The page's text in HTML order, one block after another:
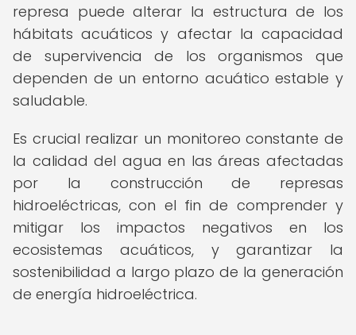
represa puede alterar la estructura de los
hábitats acuáticos y afectar la capacidad
de supervivencia de los organismos que
dependen de un entorno acuático estable y
saludable.
Es crucial realizar un monitoreo constante de
la calidad del agua en las áreas afectadas
por la construcción de represas
hidroeléctricas, con el fin de comprender y
mitigar los impactos negativos en los
ecosistemas acuáticos, y garantizar la
sostenibilidad a largo plazo de la generación
de energía hidroeléctrica.